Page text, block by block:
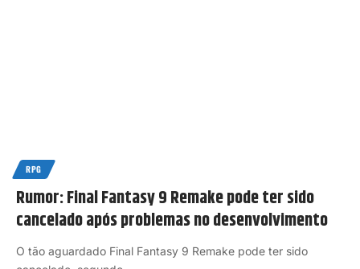
RPG
Rumor: Final Fantasy 9 Remake pode ter sido
cancelado após problemas no desenvolvimento
O tão aguardado Final Fantasy 9 Remake pode ter sido